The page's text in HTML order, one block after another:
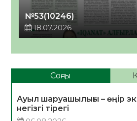
№53(10246)
18.07.2026
Соңғы
Ауыл шаруашылығы – өңір
негізгі тірегі